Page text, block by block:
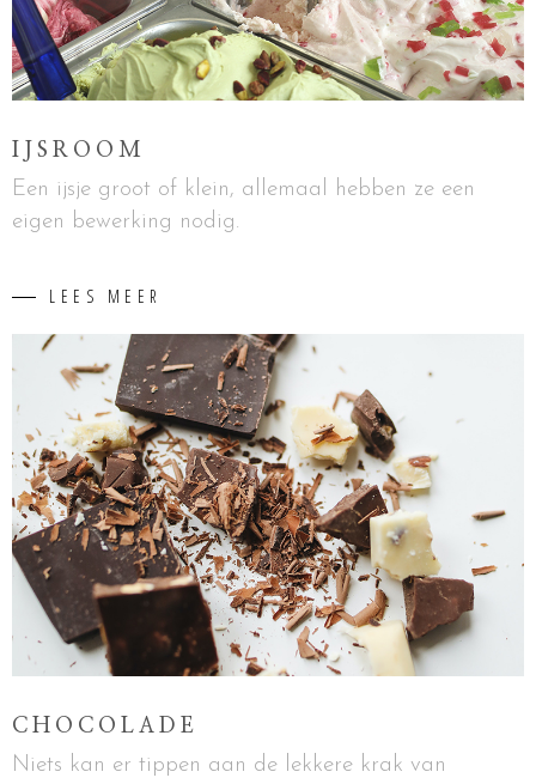
IJSROOM
Een ijsje groot of klein, allemaal hebben ze een
eigen bewerking nodig.
LEES MEER
CHOCOLADE
Niets kan er tippen aan de lekkere krak van